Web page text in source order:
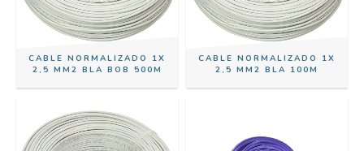
CABLE NORMALIZADO 1X
2,5 MM2 BLA BOB 500M
CABLE NORMALIZADO 1X
2,5 MM2 BLA 100M